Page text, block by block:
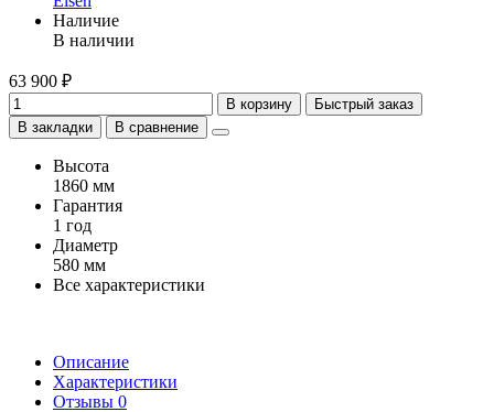
Наличие
В наличии
63 900 ₽
В корзину
Быстрый заказ
В закладки
В сравнение
Высота
1860 мм
Гарантия
1 год
Диаметр
580 мм
Все характеристики
Описание
Характеристики
Отзывы 0